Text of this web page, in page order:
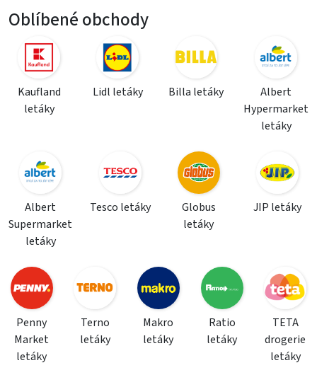
Oblíbené obchody
Kaufland
letáky
Lidl letáky Billa letáky
Albert
Hypermarket
letáky
Albert
Supermarket
letáky
Tesco letáky
Globus
letáky
JIP letáky
Penny
Market
letáky
Terno
letáky
Makro
letáky
Ratio
letáky
TETA
drogerie
letáky